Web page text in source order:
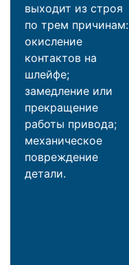
выходит из строя
по трем причинам:
окисление
контактов на
шлейфе;
замедление или
прекращение
работы привода;
механическое
повреждение
детали.